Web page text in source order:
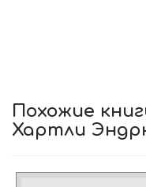
Похожие
Хартли